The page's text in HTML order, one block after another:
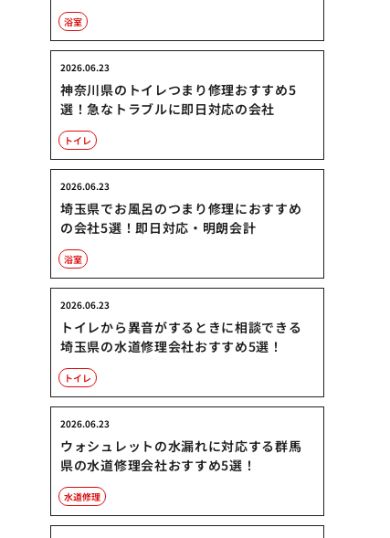
浴室
神奈川県のトイレつまり修理おすすめ5
選！急なトラブルに即日対応の会社
2026.06.23
トイレ
埼玉県でお風呂のつまり修理におすすめ
の会社5選！即日対応・明朗会計
2026.06.23
浴室
トイレから異音がするときに相談できる
埼玉県の水道修理会社おすすめ5選！
2026.06.23
トイレ
ウォシュレットの水漏れに対応する群馬
県の水道修理会社おすすめ5選！
2026.06.23
水道修理